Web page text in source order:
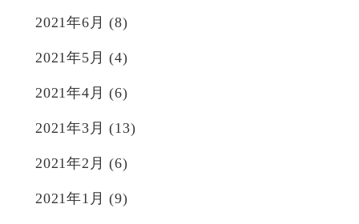
2021年6月 (8)
2021年5月 (4)
2021年4月 (6)
2021年3月 (13)
2021年2月 (6)
2021年1月 (9)